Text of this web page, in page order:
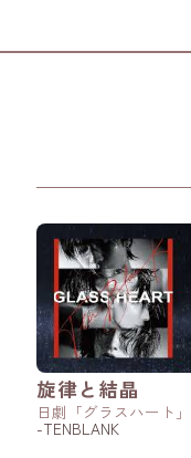
(Twitter)
Whatsapp
複製鏈結
旋律と結晶
日劇「グラスハート
-TENBLANK